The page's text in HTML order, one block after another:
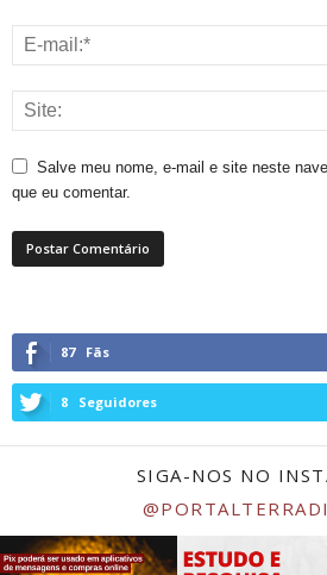
Salve meu nome, e-mail e site neste
que eu comentar.
87 Fãs
8 Seguidores
SIGA-NOS NO